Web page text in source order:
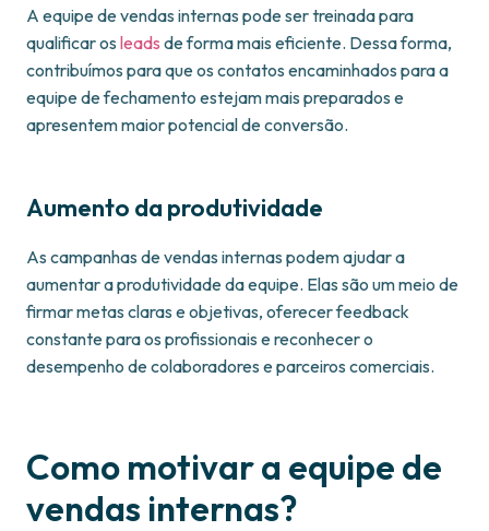
A equipe de vendas internas pode ser treinada para
qualificar os leads de forma mais eficiente. Dessa forma,
contribuímos para que os contatos encaminhados para a
equipe de fechamento estejam mais preparados e
apresentem maior potencial de conversão.
Aumento da produtividade
As campanhas de vendas internas podem ajudar a
aumentar a produtividade da equipe. Elas são um meio de
firmar metas claras e objetivas, oferecer feedback
constante para os profissionais e reconhecer o
desempenho de colaboradores e parceiros comerciais.
Como motivar a equipe de
vendas internas?